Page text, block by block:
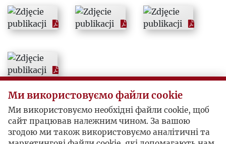
1971
1973
1975
Ми використовуємо файли cookie
Ми використовуємо необхідні файли cookie, щоб
сайт працював належним чином. За вашою
згодою ми також використовуємо аналітичні та